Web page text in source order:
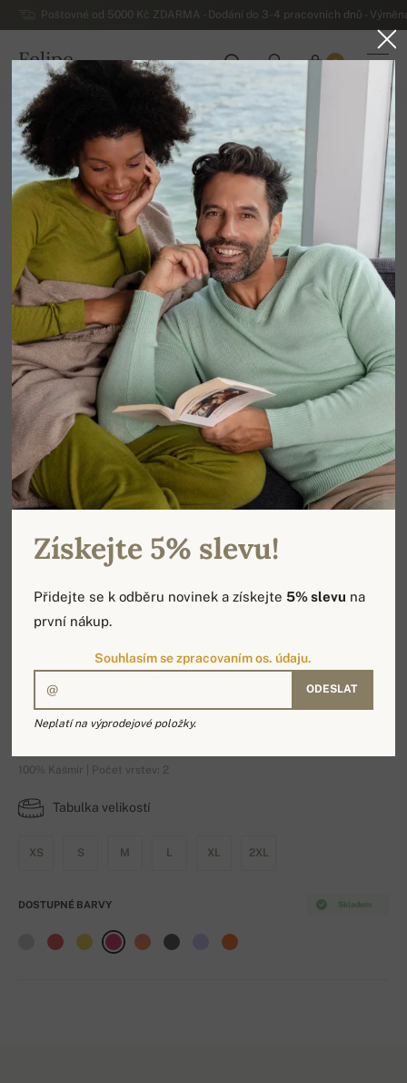
Poštovné od 5000 Kč ZDARMA - Dodání do 3-4 pracovních dnů -
Felipe
ČESKO
0
Domů
Luxusní dámské kašmírové svetry
Dámská základní kašmírová kolekce
Tyra
100% Kašmír | Počet vrstev: 2
Tabulka velikostí
XS S M L XL 2XL
Skladem
DOSTUPNÉ BARVY
Získejte 5% slevu!
Přidejte se k odběru novinek a získejte5% slevu na
první nákup.
Souhlasím se zpracovaním os. údaju.
ODESLAT
Neplatí na výprodejové položky.